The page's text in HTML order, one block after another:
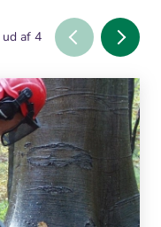
ud af 4